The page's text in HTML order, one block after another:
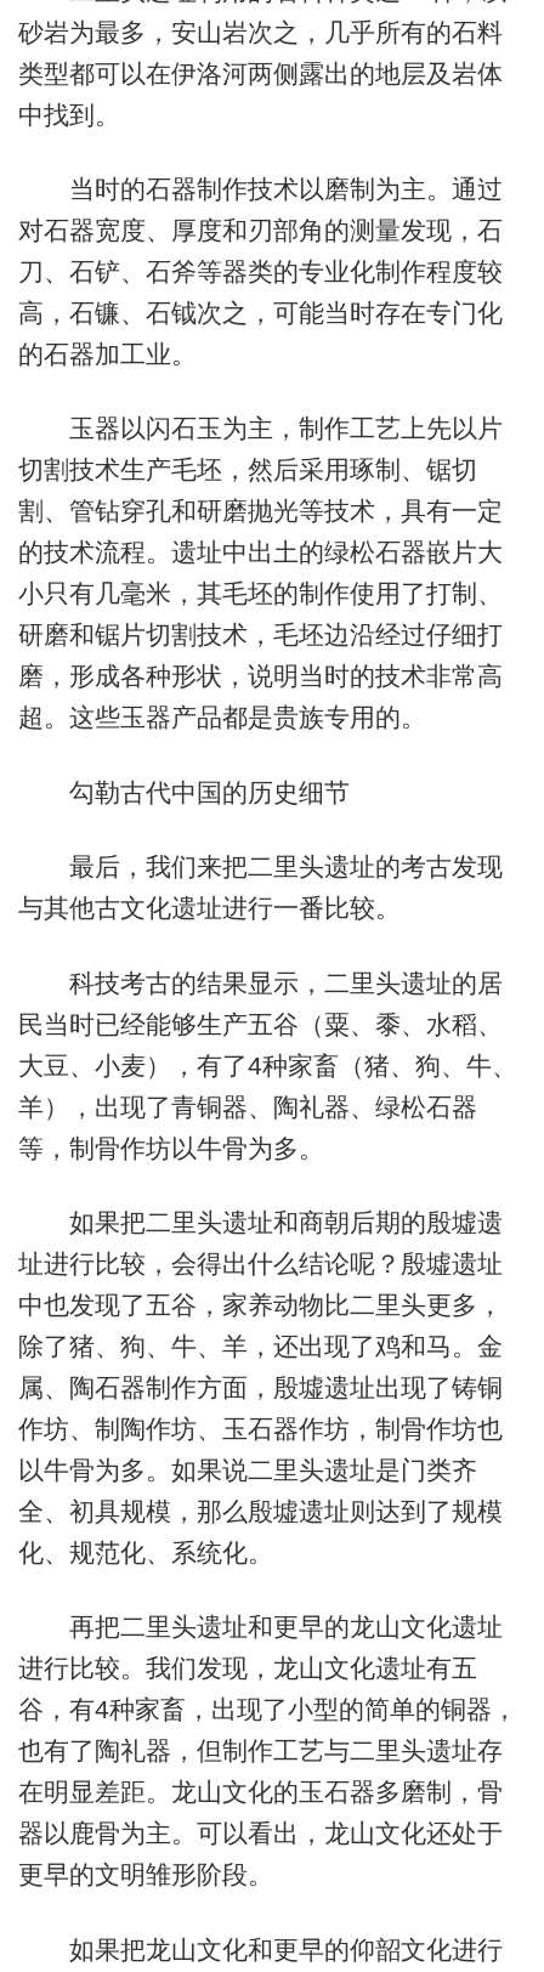
砂岩为最多，安山岩次之，几乎所有的石料
类型都可以在伊洛河两侧露出的地层及岩体
中找到。
当时的石器制作技术以磨制为主。通过
对石器宽度、厚度和刃部角的测量发现，石
刀、石铲、石斧等器类的专业化制作程度较
高，石镰、石钺次之，可能当时存在专门化
的石器加工业。
玉器以闪石玉为主，制作工艺上先以片
切割技术生产毛坯，然后采用琢制、锯切
割、管钻穿孔和研磨抛光等技术，具有一定
的技术流程。遗址中出土的绿松石器嵌片大
小只有几毫米，其毛坯的制作使用了打制、
研磨和锯片切割技术，毛坯边沿经过仔细打
磨，形成各种形状，说明当时的技术非常高
超。这些玉器产品都是贵族专用的。
勾勒古代中国的历史细节
最后，我们来把二里头遗址的考古发现
与其他古文化遗址进行一番比较。
科技考古的结果显示，二里头遗址的居
民当时已经能够生产五谷（粟、黍、水稻、
大豆、小麦），有了4种家畜（猪、狗、牛、
羊），出现了青铜器、陶礼器、绿松石器
等，制骨作坊以牛骨为多。
如果把二里头遗址和商朝后期的殷墟遗
址进行比较，会得出什么结论呢？殷墟遗址
中也发现了五谷，家养动物比二里头更多，
除了猪、狗、牛、羊，还出现了鸡和马。金
属、陶石器制作方面，殷墟遗址出现了铸铜
作坊、制陶作坊、玉石器作坊，制骨作坊也
以牛骨为多。如果说二里头遗址是门类齐
全、初具规模，那么殷墟遗址则达到了规模
化、规范化、系统化。
再把二里头遗址和更早的龙山文化遗址
进行比较。我们发现，龙山文化遗址有五
谷，有4种家畜，出现了小型的简单的铜器，
也有了陶礼器，但制作工艺与二里头遗址存
在明显差距。龙山文化的玉石器多磨制，骨
器以鹿骨为主。可以看出，龙山文化还处于
更早的文明雏形阶段。
如果把龙山文化和更早的仰韶文化进行